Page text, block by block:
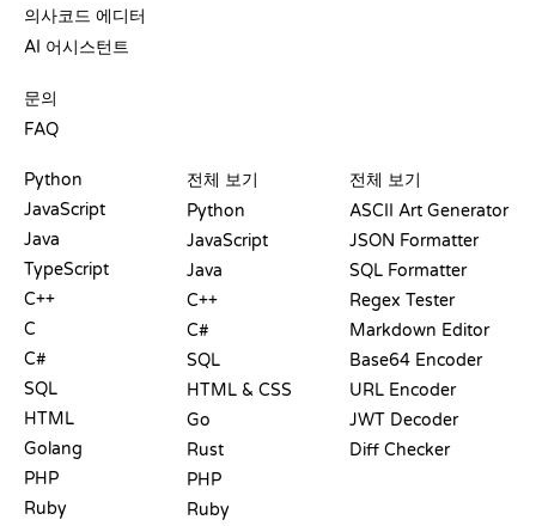
의사코드 에디터
AI 어시스턴트
문의
FAQ
Python
JavaScript
Java
TypeScript
C++
C
C#
SQL
HTML
Golang
PHP
Ruby
전체 보기
Python
JavaScript
Java
C++
C#
SQL
HTML & CSS
Go
Rust
PHP
Ruby
전체 보기
ASCII Art Generator
JSON Formatter
SQL Formatter
Regex Tester
Markdown Editor
Base64 Encoder
URL Encoder
JWT Decoder
Diff Checker